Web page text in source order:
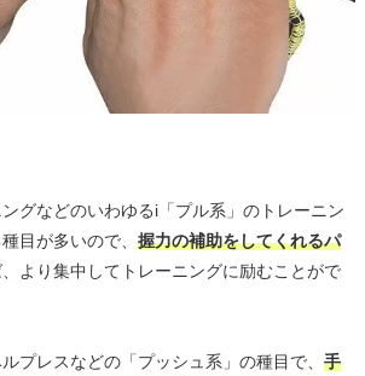
グなどのいわゆるi「プル系」のトレーニン
目が多いので、 握力の補助をしてくれるパ
より集中してトレーニングに励むことがで
プレスなどの「プッシュ系」の種目で、 手